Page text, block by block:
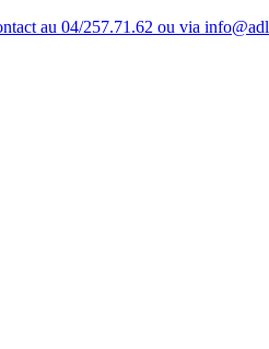
au 04/257.71.62 ou via